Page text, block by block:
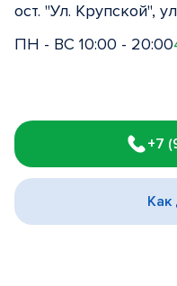
ост. "Ул. Крупской",
ПН - ВС 10:00 - 20:00
1
of
3
+7
Как